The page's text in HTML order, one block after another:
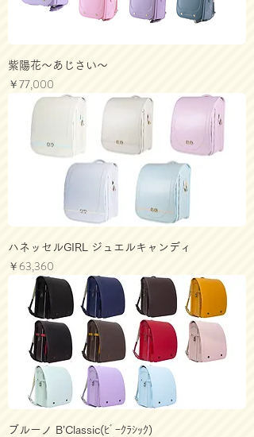
紫陽花～あじさい～
価格
￥77,000
ハネッセルGIRL ジュエルキャンディ
価格
￥63,360
ブルーノ B’Classic(ﾋﾞｰｸﾗｼｯｸ)